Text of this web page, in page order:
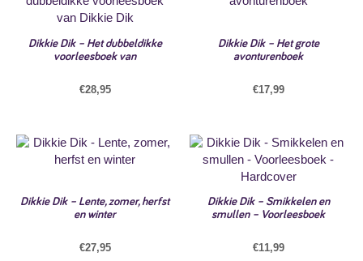
Dikkie Dik – Het dubbeldikke
voorleesboek van
€28,95
Dikkie Dik – Het grote
avonturenboek
€17,99
Dikkie Dik – Lente, zomer, herfst
en winter
€27,95
Dikkie Dik – Smikkelen en
smullen – Voorleesboek
€11,99